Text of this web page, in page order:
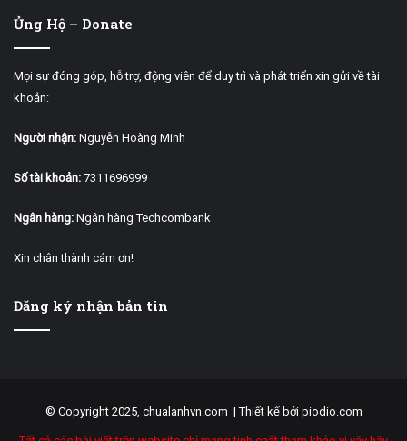
Ủng Hộ – Donate
Mọi sự đóng góp, hỗ trợ, động viên để duy trì và phát triển xin gửi về tài
khoản:
Người nhận: Nguyễn Hoàng Minh
Số tài khoản: 7311696999
Ngân hàng: Ngân hàng Techcombank
Xin chân thành cám ơn!
Đăng ký nhận bản tin
© Copyright 2025, chualanhvn.com |Thiết kế bởi piodio.com